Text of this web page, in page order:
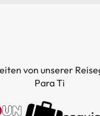
von unserer
Para Ti